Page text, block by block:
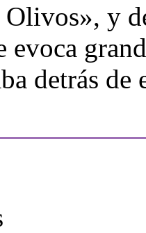
Olivos», y
evoca
detrás